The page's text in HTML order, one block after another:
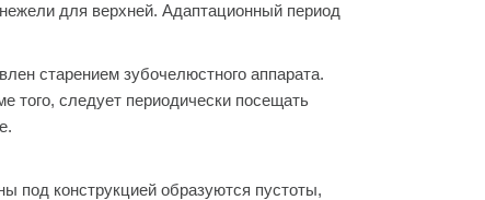
для верхней. Адаптационный период
старением зубочелюстного аппарата.
того, следует периодически посещать
под конструкцией образуются пустоты,